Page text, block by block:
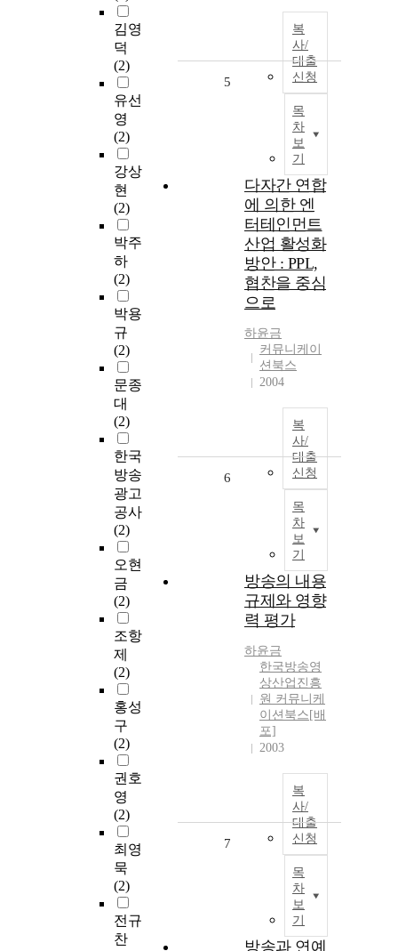
김영
덕
(2)
유선
영
(2)
강상
현
(2)
박주
하
(2)
박용
규
(2)
문종
대
(2)
한국
방송
광고
공사
(2)
오현
금
(2)
조항
제
(2)
홍성
구
(2)
권호
영
(2)
최영
묵
(2)
전규
찬
복
사/
대출
신청
목
차
보
기
5
다자간 연합
에 의한 엔
터테인먼트
산업 활성화
방안 : PPL,
협찬을 중심
으로
하윤금
커뮤니케이
션북스
2004
복
사/
대출
신청
목
차
보
기
6
방송의 내용
규제와 영향
력 평가
하윤금
한국방송영
상산업진흥
원 커뮤니케
이션북스[배
포]
2003
복
사/
대출
신청
목
차
보
기
7
방송과 연예